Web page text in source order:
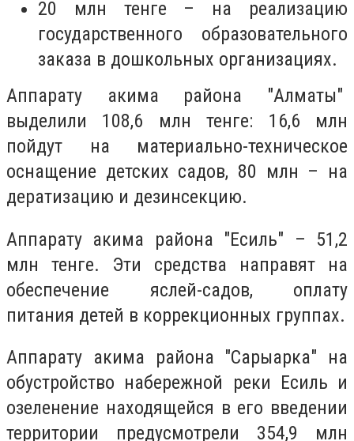
20 млн тенге – на реализацию
государственного образовательного
заказа в дошкольных организациях.
Аппарату акима района "Алматы"
выделили 108,6 млн тенге: 16,6 млн
пойдут на материально-техническое
оснащение детских садов, 80 млн – на
дератизацию и дезинсекцию.
Аппарату акима района "Есиль" – 51,2
млн тенге. Эти средства направят на
обеспечение яслей-садов, оплату
питания детей в коррекционных группах.
Аппарату акима района "Сарыарка" на
обустройство набережной реки Есиль и
озеленение находящейся в его введении
территории предусмотрели 354,9 млн